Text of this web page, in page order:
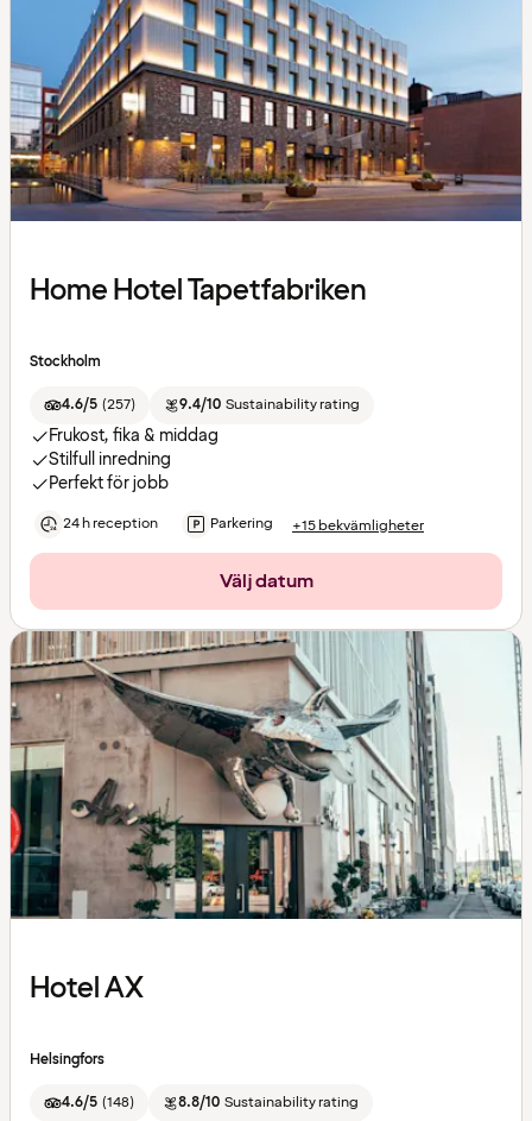
Home Hotel Tapetfabriken
Stockholm
4.6/5 (257) 9.4/10 Sustainability rating
Frukost, fika & middag
Stilfull inredning
Perfekt för jobb
24 h reception Parkering +15 bekvämligheter
Välj datum
Hotel AX
Helsingfors
4.6/5 (148) 8.8/10 Sustainability rating